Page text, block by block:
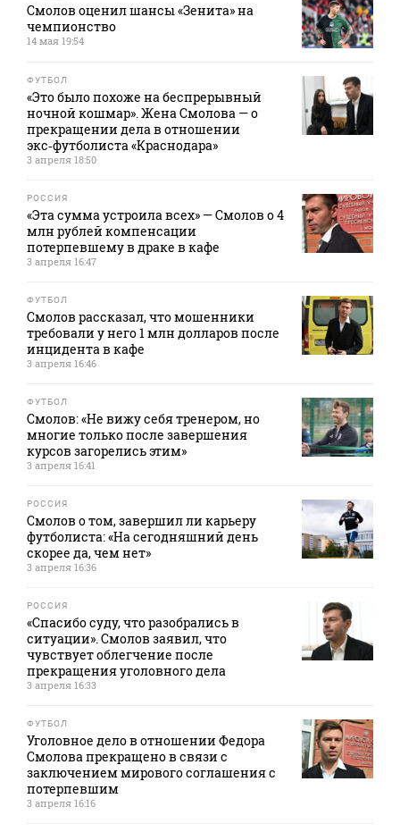
Смолов оценил шансы «Зенита» на
чемпионство
14 мая 19:54
ФУТБОЛ
«Это было похоже на беспрерывный
ночной кошмар». Жена Смолова — о
прекращении дела в отношении
экс‑футболиста «Краснодара»
3 апреля 18:50
РОССИЯ
«Эта сумма устроила всех» — Смолов о 4
млн рублей компенсации
потерпевшему в драке в кафе
3 апреля 16:47
ФУТБОЛ
Смолов рассказал, что мошенники
требовали у него 1 млн долларов после
инцидента в кафе
3 апреля 16:46
ФУТБОЛ
Смолов: «Не вижу себя тренером, но
многие только после завершения
курсов загорелись этим»
3 апреля 16:41
РОССИЯ
Смолов о том, завершил ли карьеру
футболиста: «На сегодняшний день
скорее да, чем нет»
3 апреля 16:36
РОССИЯ
«Спасибо суду, что разобрались в
ситуации». Смолов заявил, что
чувствует облегчение после
прекращения уголовного дела
3 апреля 16:33
ФУТБОЛ
Уголовное дело в отношении Федора
Смолова прекращено в связи с
заключением мирового соглашения с
потерпевшим
3 апреля 16:16